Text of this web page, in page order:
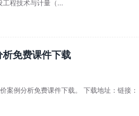
程技术与计量（...
免费课件下载
例分析免费课件下载。 下载地址：链接：